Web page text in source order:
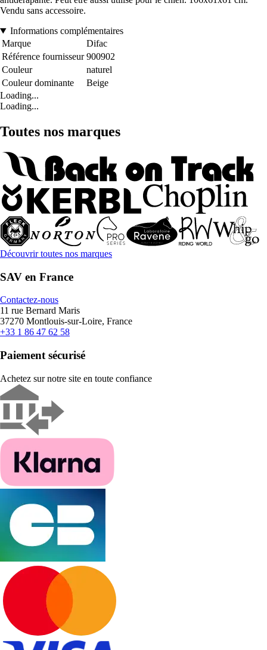
Vendu sans accessoire.
Informations complémentaires
Marque
Difac
Référence fournisseur 900902
Couleur
naturel
Couleur dominante
Beige
Loading...
Loading...
Toutes nos marques
Découvrir toutes nos marques
SAV en France
Contactez-nous
11 rue Bernard Maris
37270 Montlouis-sur-Loire, France
+33 1 86 47 62 58
Paiement sécurisé
Achetez sur notre site en toute confiance